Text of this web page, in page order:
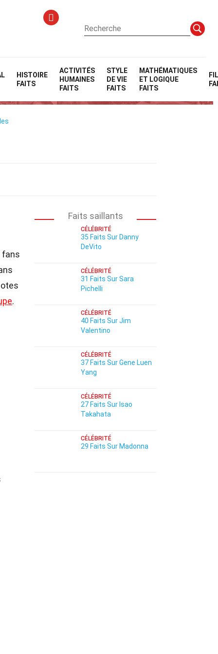
HISTOIRE
FAITS
ACTIVITÉS
HUMAINES
FAITS
STYLE
DE VIE
FAITS
MATHÉMATIQUES
ET LOGIQUE
FAITS
fans
.
Faits saillants
CÉLÉBRITÉ
35 Faits Sur Danny
DeVito
CÉLÉBRITÉ
31 Faits Sur Sara
Pichelli
CÉLÉBRITÉ
40 Faits Sur Jim
Valentino
CÉLÉBRITÉ
37 Faits Sur Gene Luen
Yang
CÉLÉBRITÉ
27 Faits Sur Isao
Takahata
CÉLÉBRITÉ
29 Faits Sur Madonna